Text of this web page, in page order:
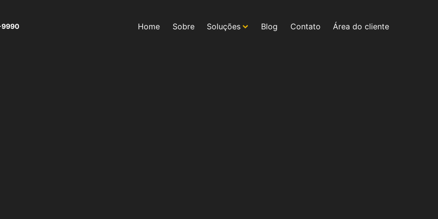
Home Sobre Soluções Blog Contato Área do cliente